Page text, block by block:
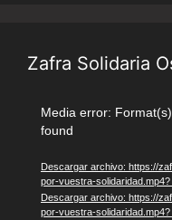
Zafra Solidaria
Reproductor
de
vídeo
Media error:
found
Descargar archivo: https://
por-vuestra-
Descargar archivo: https://
por-vuestra-